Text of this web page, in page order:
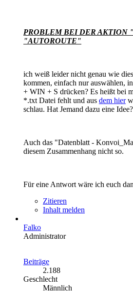
PROBLEM BEI DER AKTION
"AUTOROUTE"
ich weiß leider nicht genau wie
kommen, einfach nur auswählen,
+ WIN + S drücken? Es heißt bei
*.txt Datei fehlt und aus dem hier
schlau. Hat Jemand dazu eine Idee?
Auch das "Datenblatt -
diesem Zusammenhang nicht so.
Für eine Antwort wäre ich euch
Zitieren
Inhalt melden
Falko
Administrator
Beiträge
2.188
Geschlecht
Männlich